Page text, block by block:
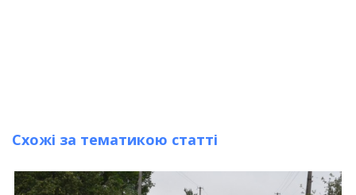
Схожі за тематикою статті